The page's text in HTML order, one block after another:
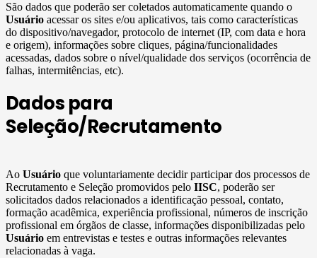
São dados que poderão ser coletados automaticamente quando o
Usuário acessar os sites e/ou aplicativos, tais como características
do dispositivo/navegador, protocolo de internet (IP, com data e hora
e origem), informações sobre cliques, página/funcionalidades
acessadas, dados sobre o nível/qualidade dos serviços (ocorrência de
falhas, intermitências, etc).
Dados para
Seleção/Recrutamento
Ao Usuário que voluntariamente decidir participar dos processos de
Recrutamento e Seleção promovidos pelo IISC, poderão ser
solicitados dados relacionados a identificação pessoal, contato,
formação acadêmica, experiência profissional, números de inscrição
profissional em órgãos de classe, informações disponibilizadas pelo
Usuário em entrevistas e testes e outras informações relevantes
relacionadas à vaga.